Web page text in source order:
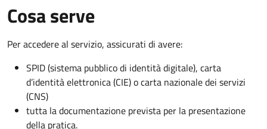
Cosa serve
Per accedere al servizio, assicurati di avere:
SPID (sistema pubblico di identità digitale), carta
d’identità elettronica (CIE) o carta nazionale dei servizi
(CNS)
tutta la documentazione prevista per la presentazione
della pratica.